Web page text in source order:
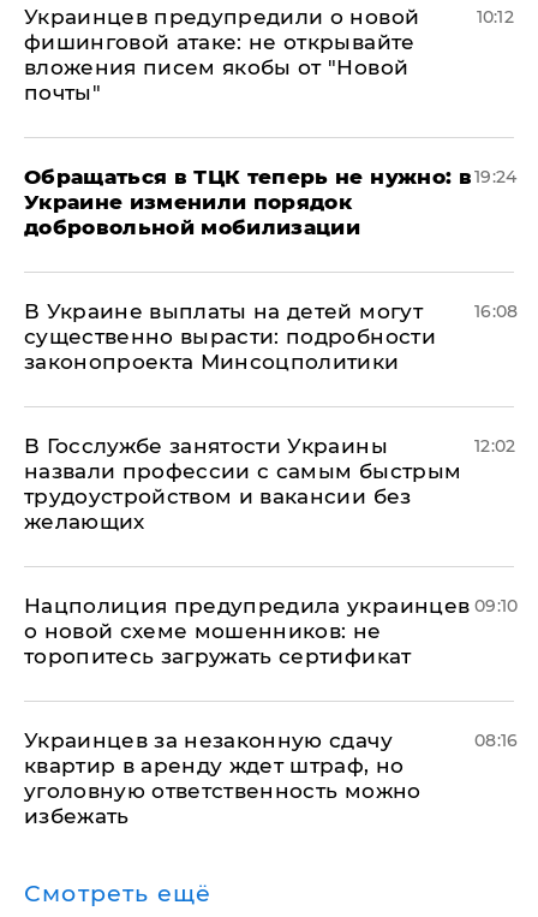
Украинцев предупредили о новой
фишинговой атаке: не открывайте
вложения писем якобы от "Новой
почты"
10:12
Обращаться в ТЦК теперь не нужно: в
Украине изменили порядок
добровольной мобилизации
19:24
В Украине выплаты на детей могут
существенно вырасти: подробности
законопроекта Минсоцполитики
16:08
В Госслужбе занятости Украины
назвали профессии с самым быстрым
трудоустройством и вакансии без
желающих
12:02
Нацполиция предупредила украинцев
о новой схеме мошенников: не
торопитесь загружать сертификат
09:10
Украинцев за незаконную сдачу
квартир в аренду ждет штраф, но
уголовную ответственность можно
избежать
08:16
Смотреть ещё